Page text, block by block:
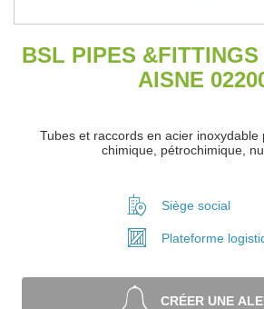
BSL PIPES
AISNE
Tubes et raccords en acier inoxydable
chimique, pétrochimique,
Siège social
Plateforme
CRÉER UNE